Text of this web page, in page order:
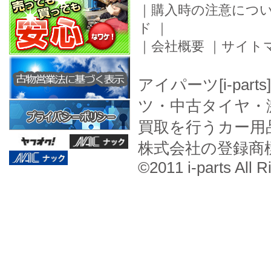
｜ 購入時の注意につ
ド
｜
｜ 会社概要 ｜ サイト
アイパーツ[i-
ツ・中古タイヤ
買取を行うカー
株式会社の登録商
©2011 i-parts All